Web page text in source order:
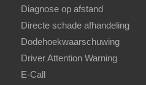
Diagnose op afstand
Directe schade afhandeling
Dodehoekwaarschuwing
Driver Attention Warning
E-Call